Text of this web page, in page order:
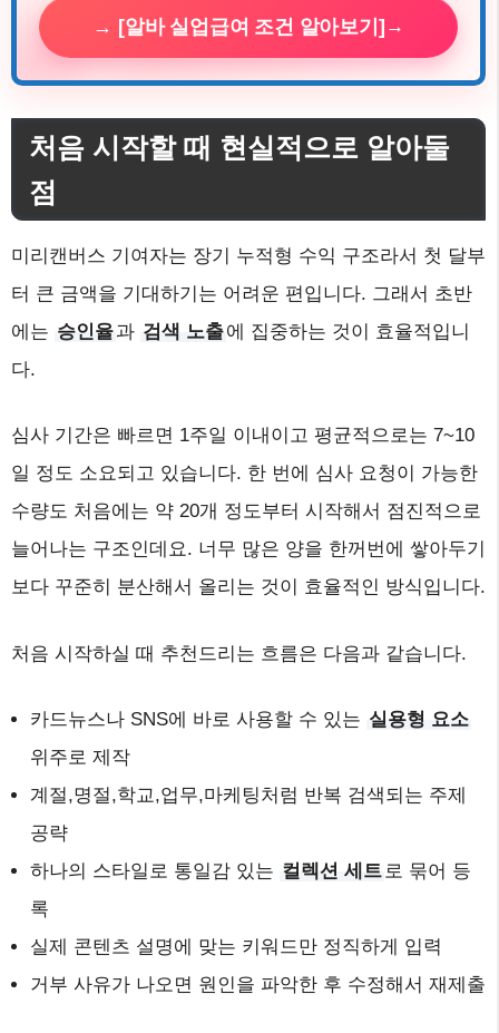
→ [알바 실업급여 조건 알아보기]
처음 시작할 때 현실적으로 알아둘
점
미리캔버스 기여자는 장기 누적형 수익 구조라서 첫 달부
터 큰 금액을 기대하기는 어려운 편입니다. 그래서 초반
에는 승인율과 검색 노출에 집중하는 것이 효율적입니
다.
심사 기간은 빠르면 1주일 이내이고 평균적으로는 7~10
일 정도 소요되고 있습니다. 한 번에 심사 요청이 가능한
수량도 처음에는 약 20개 정도부터 시작해서 점진적으로
늘어나는 구조인데요. 너무 많은 양을 한꺼번에 쌓아두기
보다 꾸준히 분산해서 올리는 것이 효율적인 방식입니다.
처음 시작하실 때 추천드리는 흐름은 다음과 같습니다.
카드뉴스나 SNS에 바로 사용할 수 있는 실용형 요소
위주로 제작
계절,명절,학교,업무,마케팅처럼 반복 검색되는 주제
공략
하나의 스타일로 통일감 있는 컬렉션 세트로 묶어 등
록
실제 콘텐츠 설명에 맞는 키워드만 정직하게 입력
거부 사유가 나오면 원인을 파악한 후 수정해서 재제출